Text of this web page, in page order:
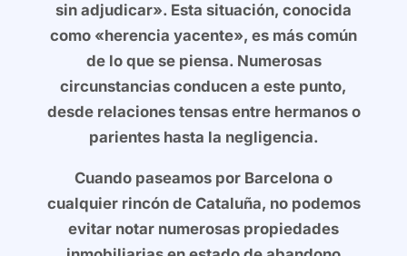
sin adjudicar». Esta situación, conocida
como «herencia yacente», es más común
de lo que se piensa. Numerosas
circunstancias conducen a este punto,
desde relaciones tensas entre hermanos o
parientes hasta la negligencia.
Cuando paseamos por Barcelona o
cualquier rincón de Cataluña, no podemos
evitar notar numerosas propiedades